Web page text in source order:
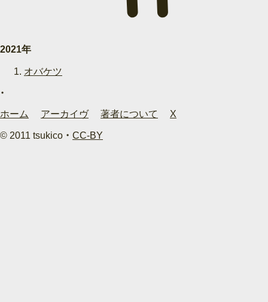
2021年
オバケツ
ホーム アーカイヴ 著者について X
© 2011 tsukico ・ CC-BY